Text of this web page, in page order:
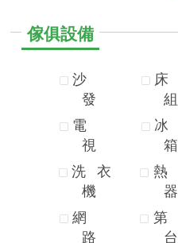
傢俱設備
沙
發
電
視
洗
衣
機
網
路
床
組
冰
箱
熱
器
第
台